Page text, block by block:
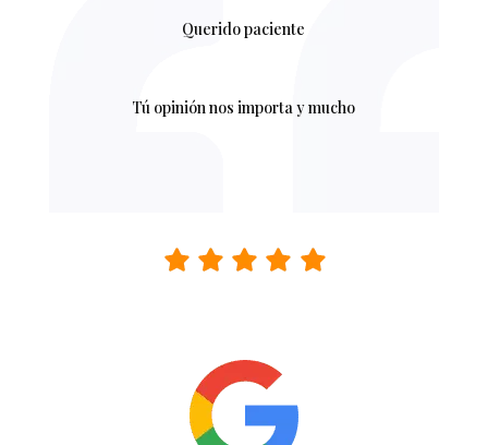
Querido paciente
Tú opinión nos importa y mucho